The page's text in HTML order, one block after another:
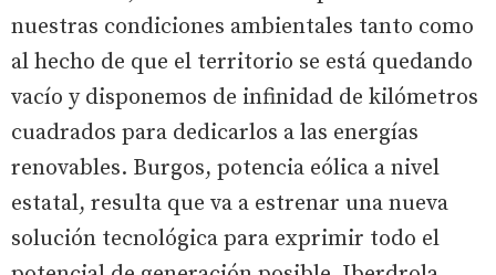
nuestras condiciones ambientales tanto como
al hecho de que el territorio se está quedando
vacío y disponemos de infinidad de kilómetros
cuadrados para dedicarlos a las energías
renovables. Burgos, potencia eólica a nivel
estatal, resulta que va a estrenar una nueva
solución tecnológica para exprimir todo el